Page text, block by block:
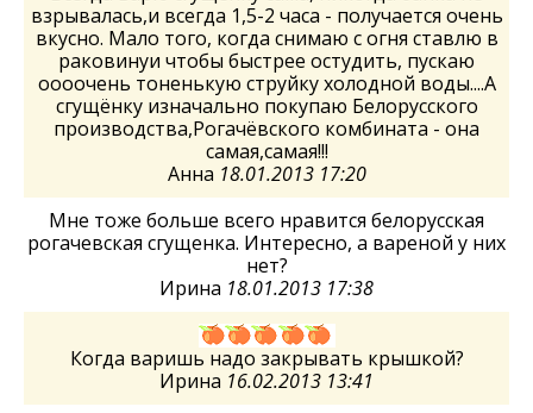
взрывалась,и всегда 1,5-2 часа - получается очень
вкусно. Мало того, когда снимаю с огня ставлю в
раковинуи чтобы быстрее остудить, пускаю
оооочень тоненькую струйку холодной воды....А
сгущёнку изначально покупаю Белорусского
производства,Рогачёвского комбината - она
самая,самая!!!
Анна 18.01.2013 17:20
Мне тоже больше всего нравится белорусская
рогачевская сгущенка. Интересно, а вареной у них
нет?
Ирина 18.01.2013 17:38
Когда варишь надо закрывать крышкой?
Ирина 16.02.2013 13:41